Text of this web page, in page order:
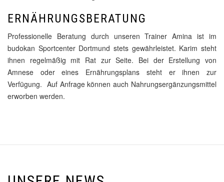
ERNÄHRUNGSBERATUNG
Professionelle Beratung durch unseren Trainer Amina ist im
budokan Sportcenter Dortmund stets gewährleistet. Karim steht
ihnen regelmäßig mit Rat zur Seite. Bei der Erstellung von
Amnese oder eines Ernährungsplans steht er ihnen zur
Verfügung. Auf Anfrage können auch Nahrungsergänzungsmittel
erworben werden.